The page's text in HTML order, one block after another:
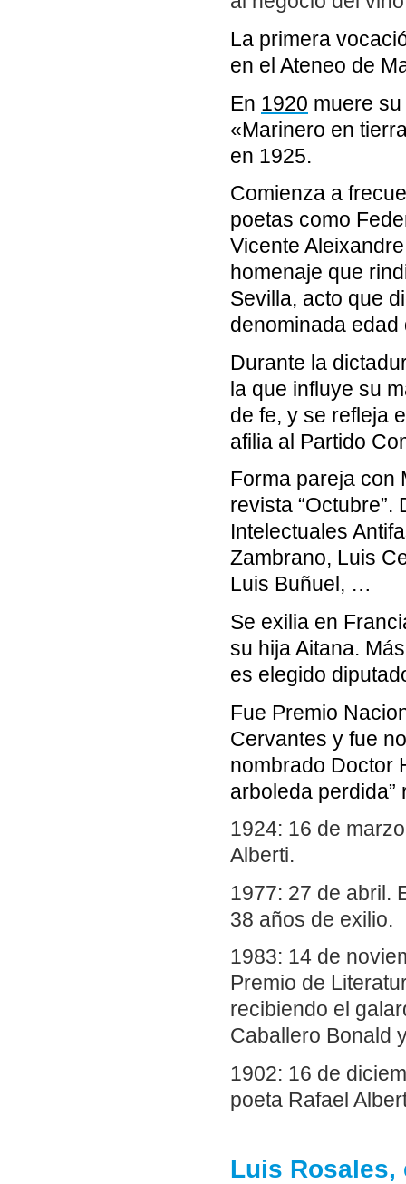
La primera
en el Ateneo de
En 1920 muere
«Marinero en
en 1925.
Comienza a
poetas como
Vicente
homenaje que
Sevilla, acto que
denominada
Durante la
la que influye su
de fe, y se refleja
afilia al Partido
Forma pareja con
revista
Intelectuales
Zambrano, Luis
Luis Buñuel, …
Se exilia en
su hija Aitana.
es elegido
Fue Premio
Cervantes y fue
nombrado Doctor
arboleda
1924: 16 de
Alberti.
1977: 27 de abril.
38 años de exilio.
1983: 14 de
Premio de
recibiendo el
Caballero Bonald
1902: 16 de
poeta Rafael
Luis